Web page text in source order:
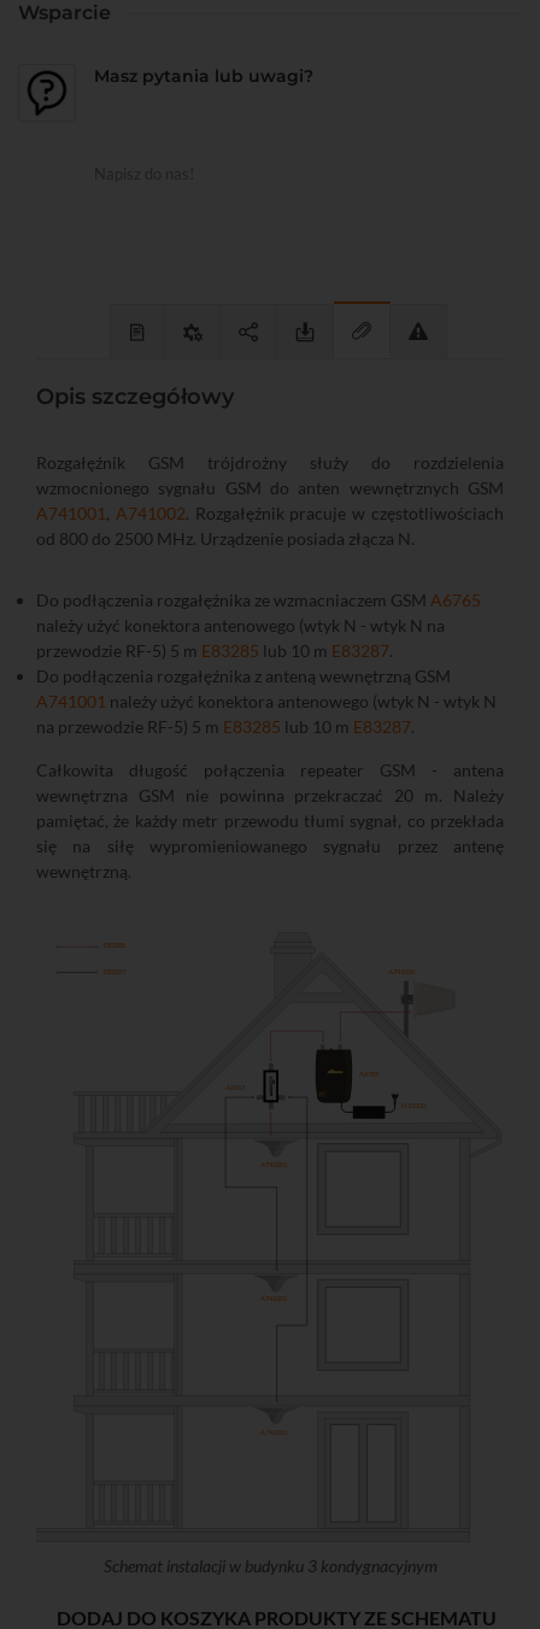
Wsparcie
Masz pytania lub uwagi?
Opis szczegółowy
Rozgałęźnik GSM trójdrożny służy do rozdzielenia
wzmocnionego sygnału GSM do anten wewnętrznych GSM
A741001 , A741002. Rozgałęźnik pracuje w częstotliwościach
od 800 do 2500 MHz. Urządzenie posiada złącza N.
Do podłączenia rozgałęźnika ze wzmacniaczem GSM A6765
należy użyć konektora antenowego (wtyk N - wtyk N na
przewodzie RF-5) 5 m E83285 lub 10 m E83287.
Do podłączenia rozgałęźnika z anteną wewnętrzną GSM
A741001 należy użyć konektora antenowego (wtyk N - wtyk N
na przewodzie RF-5) 5 m E83285 lub 10 m E83287.
Całkowita długość połączenia repeater GSM - antena
wewnętrzna GSM nie powinna przekraczać 20 m. Należy
pamiętać, że każdy metr przewodu tłumi sygnał, co przekłada
się na siłę wypromieniowanego sygnału przez antenę
wewnętrzną.
A741001
A741001
A6813
A6785
N93320
A741001
E83287
E83285
A741030
Schemat instalacji w budynku 3 kondygnacyjnym
DODAJ DO KOSZYKA PRODUKTY ZE SCHEMATU